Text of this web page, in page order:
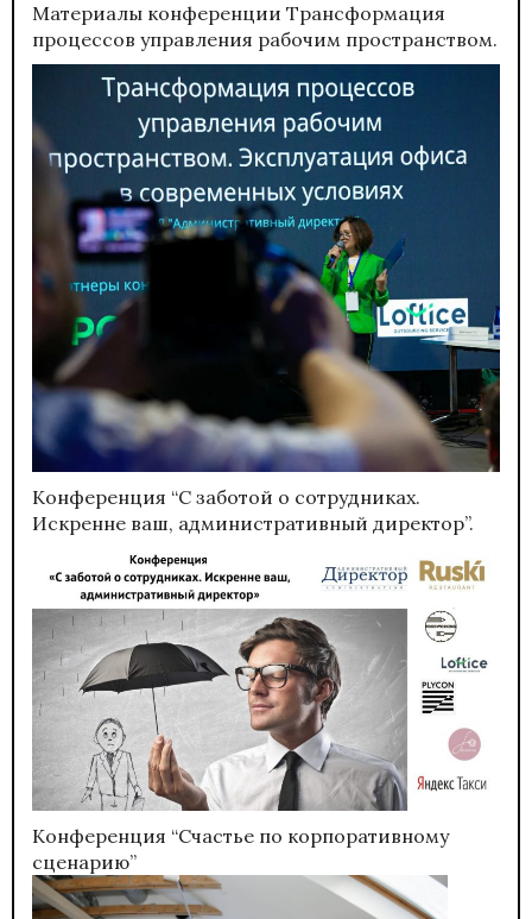
Материалы конференции Трансформация
процессов управления рабочим пространством.
Конференция “С заботой о сотрудниках.
Искренне ваш, административный директор”.
Конференция “Счастье по корпоративному
сценарию”